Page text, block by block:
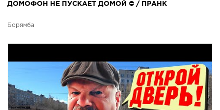
ДОМОФОН НЕ ПУСКАЕТ ДОМОЙ ⛔ / ПРАНК
Борямба